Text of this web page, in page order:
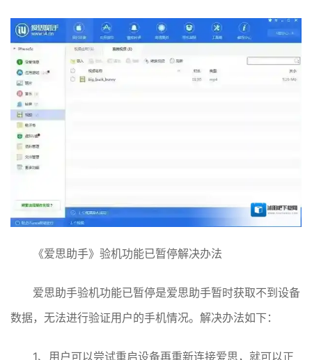
《爱思助手》验机功能已暂停解决办法
爱思助手验机功能已暂停是爱思助手暂时获取不到设备
数据，无法进行验证用户的手机情况。解决办法如下：
1、用户可以尝试重启设备再重新连接爱思，就可以正